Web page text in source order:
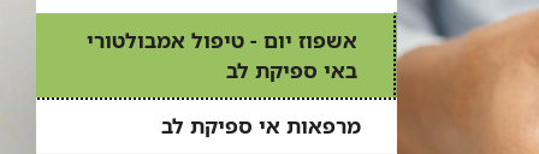
אשפוז יום - טיפול אמבולטורי
באי ספיקת לב
מרפאות אי ספיקת לב